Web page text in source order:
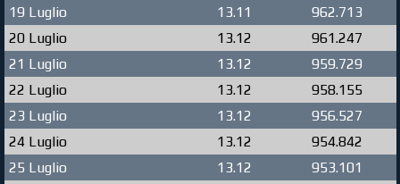
19 Luglio
13.11
962.713
20 Luglio
13.12
961.247
21 Luglio
13.12
959.729
22 Luglio
13.12
958.155
23 Luglio
13.12
956.527
24 Luglio
13.12
954.842
25 Luglio
13.12
953.101